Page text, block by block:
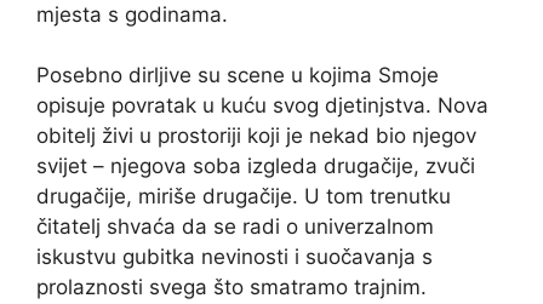
mjesta s godinama.
Posebno dirljive su scene u kojima Smoje
opisuje povratak u kuću svog djetinjstva. Nova
obitelj živi u prostoriji koji je nekad bio njegov
svijet – njegova soba izgleda drugačije, zvuči
drugačije, miriše drugačije. U tom trenutku
čitatelj shvaća da se radi o univerzalnom
iskustvu gubitka nevinosti i suočavanja s
prolaznosti svega što smatramo trajnim.